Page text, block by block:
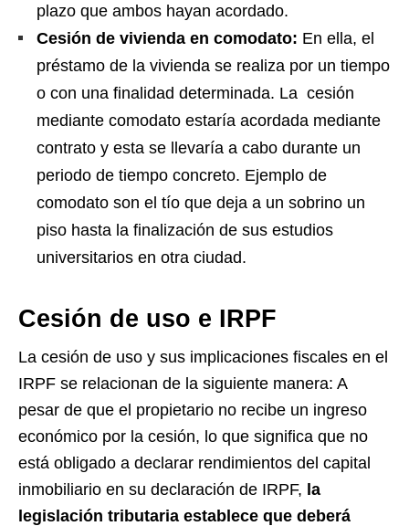
plazo que ambos hayan acordado.
Cesión de vivienda en comodato: En ella, el
préstamo de la vivienda se realiza por un tiempo
o con una finalidad determinada. La cesión
mediante comodato estaría acordada mediante
contrato y esta se llevaría a cabo durante un
periodo de tiempo concreto. Ejemplo de
comodato son el tío que deja a un sobrino un
piso hasta la finalización de sus estudios
universitarios en otra ciudad.
Cesión de uso e IRPF
La cesión de uso y sus implicaciones fiscales en el
IRPF se relacionan de la siguiente manera: A
pesar de que el propietario no recibe un ingreso
económico por la cesión, lo que significa que no
está obligado a declarar rendimientos del capital
inmobiliario en su declaración de IRPF, la
legislación tributaria establece que deberá